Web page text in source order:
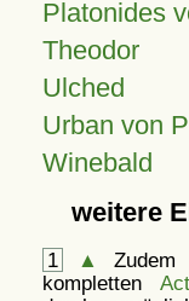
Platonides
Theodor
Ulched
Urban von
Winebald
weitere
1 ▲
kompletten